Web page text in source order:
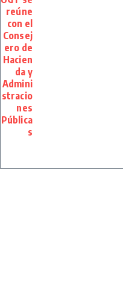
reúne
con el
Consej
ero de
Hacien
da y
Admini
stracio
nes
Pública
s